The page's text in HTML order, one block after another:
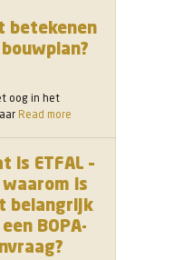
betekenen
oog in het
Read more
is ETFAL –
waarom is
belangrijk
BOPA-